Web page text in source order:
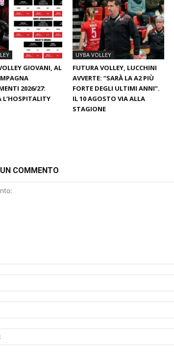
GIOVANI, AL
2026/27:
L’HOSPITALITY
UYBA VOLLEY
FUTURA VOLLEY, LUCCHINI
AVVERTE: “SARÀ LA A2 PIÙ
FORTE DEGLI ULTIMI ANNI”.
IL 10 AGOSTO VIA ALLA
STAGIONE
COMMENTO